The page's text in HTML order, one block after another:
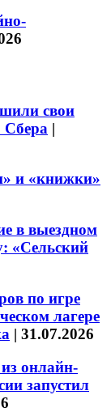
свои
|
и «книжки»
в выездном
«Сельский
по игре
лагере
| 31.07.2026
онлайн-
запустил